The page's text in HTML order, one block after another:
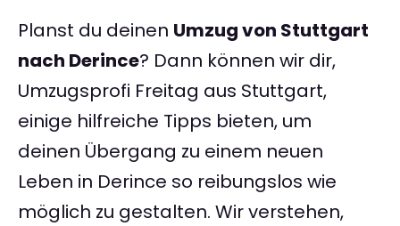
Planst du deinen Umzug von Stuttgart
nach Derince? Dann können wir dir,
Umzugsprofi Freitag aus Stuttgart,
einige hilfreiche Tipps bieten, um
deinen Übergang zu einem neuen
Leben in Derince so reibungslos wie
möglich zu gestalten. Wir verstehen,